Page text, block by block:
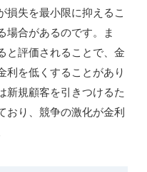
損失を最小限に抑えるこ
場合があるのです。ま
と評価されることで、金
利を低くすることがあり
新規顧客を引きつけるた
おり、競争の激化が金利